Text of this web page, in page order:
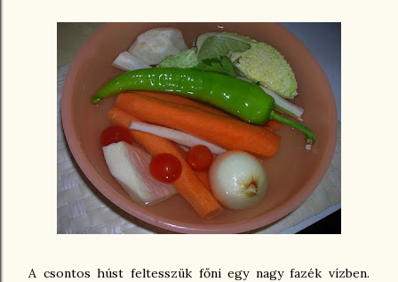
A csontos húst feltesszük főni egy nagy fazék vízben.